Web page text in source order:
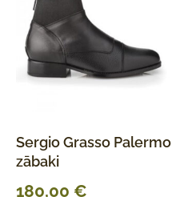
Sergio Grasso Palermo
zābaki
180,00 €